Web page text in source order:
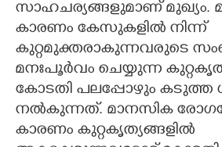
സാഹചര്യങ്ങളുമാണ് മുഖ്യം.
കാരണം കേസുകളിൽ നിന്ന്
കുറ്റമുക്തരാകുന്നവരുടെ
മനഃപൂർവം ചെയ്യുന്ന
കോടതി പലപ്പോഴും കടുത്ത
നൽകുന്നത്. മാനസിക
കാരണം കുറ്റകൃത്യങ്ങളിൽ